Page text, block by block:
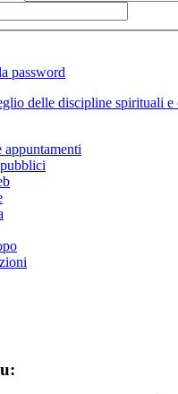
password
appuntamenti